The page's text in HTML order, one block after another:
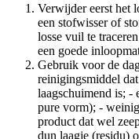
Verwijder eerst het
een stofwisser of
losse vuil te
een goede
Gebruik voor de
reinigingsmiddel
laagschuimend is; -
pure vorm); -
product dat wel
dun laagje (residu)